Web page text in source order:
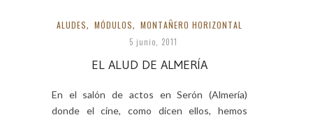
ALUDES, MÓDULOS, MONTAÑERO HORIZONTAL
5 junio, 2011
EL ALUD DE ALMERÍA
En el salón de actos en Serón (Almería)
donde el cine, como dicen ellos, hemos